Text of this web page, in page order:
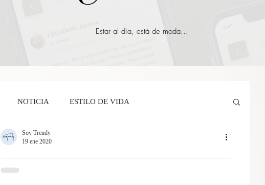
Estar al día, está de moda...
NOTICIA ESTILO DE VIDA
WendyCrespi
Resort’s & Spa´s para relajarte en Orange County
Soy Trendy
19 ene 2020